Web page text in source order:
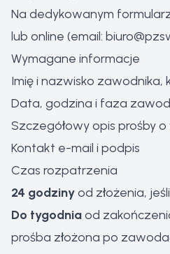
Na dedykowanym
lub online (email:
Wymagane informacje
Imię i nazwisko zawodnika,
Data, godzina i faza
Szczegółowy opis prośby
Kontakt e-mail i podpis
Czas rozpatrzenia
24 godzinyod złożenia,
Do tygodniaod
prośba złożona po